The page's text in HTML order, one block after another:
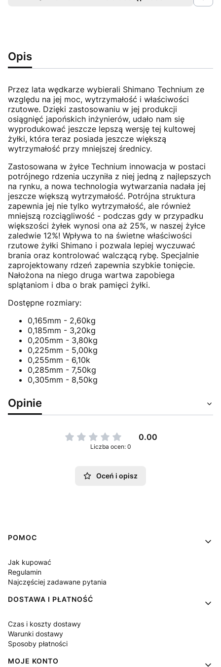
Opis
Przez lata wędkarze wybierali Shimano Technium ze
względu na jej moc, wytrzymałość i właściwości
rzutowe. Dzięki zastosowaniu w jej produkcji
osiągnięć japońskich inżynierów, udało nam się
wyprodukować jeszcze lepszą wersję tej kultowej
żyłki, która teraz posiada jeszcze większą
wytrzymałość przy mniejszej średnicy.
Zastosowana w żyłce Technium innowacja w postaci
potrójnego rdzenia uczyniła z niej jedną z najlepszych
na rynku, a nowa technologia wytwarzania nadała jej
jeszcze większą wytrzymałość. Potrójna struktura
zapewnia jej nie tylko wytrzymałość, ale również
mniejszą rozciągliwość - podczas gdy w przypadku
większości żyłek wynosi ona aż 25%, w naszej żyłce
zaledwie 12%! Wpływa to na świetne właściwości
rzutowe żyłki Shimano i pozwala lepiej wyczuwać
brania oraz kontrolować walczącą rybę. Specjalnie
zaprojektowany rdzeń zapewnia szybkie tonięcie.
Nałożona na niego druga wartwa zapobiega
splątaniom i dba o brak pamięci żyłki.
Dostępne rozmiary:
0,165mm - 2,60kg
0,185mm - 3,20kg
0,205mm - 3,80kg
0,225mm - 5,00kg
0,255mm - 6,10k
0,285mm - 7,50kg
0,305mm - 8,50kg
Opinie
0.00
Liczba ocen: 0
Oceń i opisz
Linki w stopce
POMOC
Jak kupować
Regulamin
Najczęściej zadawane pytania
DOSTAWA I PŁATNOŚĆ
Czas i koszty dostawy
Warunki dostawy
Sposoby płatności
MOJE KONTO